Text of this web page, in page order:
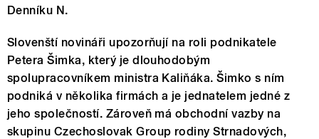
Denníku N.
Slovenští novináři upozorňují na roli podnikatele
Petera Šimka, který je dlouhodobým
spolupracovníkem ministra Kaliňáka. Šimko s ním
podniká v několika firmách a je jednatelem jedné z
jeho společností. Zároveň má obchodní vazby na
skupinu Czechoslovak Group rodiny Strnadových,